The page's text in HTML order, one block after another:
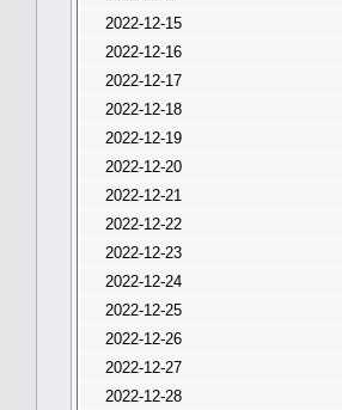
2022-12-15
2022-12-16
2022-12-17
2022-12-18
2022-12-19
2022-12-20
2022-12-21
2022-12-22
2022-12-23
2022-12-24
2022-12-25
2022-12-26
2022-12-27
2022-12-28